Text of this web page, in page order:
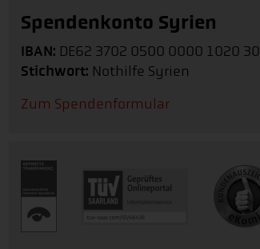
Spendenkonto Syrien
IBAN: DE62 3702 0500 0000 1020 30
Stichwort: Nothilfe Syrien
Zum Spendenformular